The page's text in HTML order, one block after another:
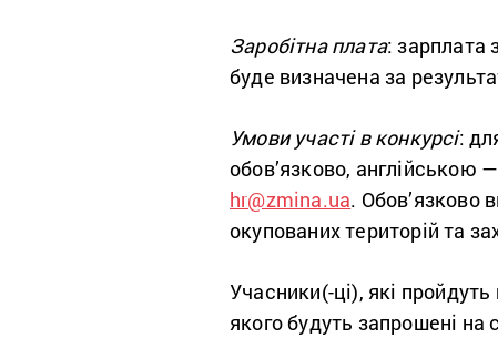
Заробітна плата: зарплата
буде визначена за
Умови участі в конкурсі: д
обов’язково, англійською
hr@zmina.ua. Обов’язково
окупованих територій та
Учасники(-ці), які
якого будуть запрошені на